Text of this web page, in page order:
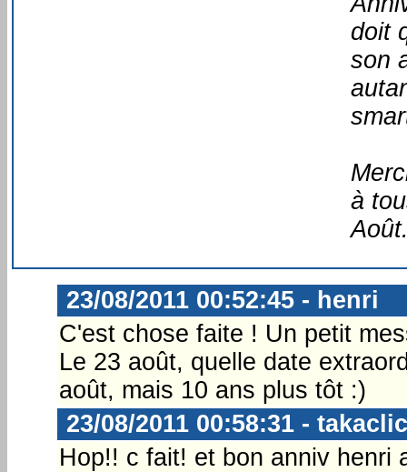
doit
son
à
23/08/2011 00:52:45 - henri
C'est chose faite ! Un petit
Le 23 août, quelle date
août, mais 10 ans plus tôt :)
23/08/2011 00:58:31 - takaclic
Hop!! c fait! et bon anniv henri